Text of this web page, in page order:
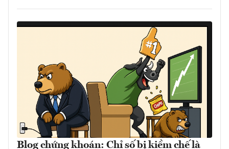
Blog chứng khoán: Chỉ số bị kiềm chế là